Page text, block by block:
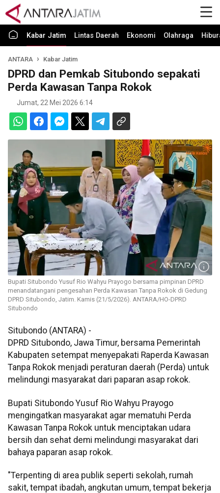
Kabar Jatim Lintas Daerah Ekonomi Olahraga
ANTARA Kabar Jatim
DPRD dan Pemkab Situbondo sepakati
Perda Kawasan Tanpa Rokok
Jumat, 22 Mei 2026 6:14
Bupati Situbondo Yusuf Rio Wahyu Prayogo bersama pimpinan DPRD
menandatangani pengesahan Perda Kawasan Tanpa Rokok di Gedung
DPRD Situbondo, Jatim. Kamis (21/5/2026). ANTARA/HO-DPRD
Situbondo
Situbondo (ANTARA) -
DPRD Situbondo, Jawa Timur, bersama Pemerintah
Kabupaten setempat menyepakati Raperda Kawasan
Tanpa Rokok menjadi peraturan daerah (Perda) untuk
melindungi masyarakat dari paparan asap rokok.
Bupati Situbondo Yusuf Rio Wahyu Prayogo
mengingatkan masyarakat agar mematuhi Perda
Kawasan Tanpa Rokok untuk menciptakan udara
bersih dan sehat demi melindungi masyarakat dari
bahaya paparan asap rokok.
"Terpenting di area publik seperti sekolah, rumah
sakit, tempat ibadah, angkutan umum, tempat bekerja